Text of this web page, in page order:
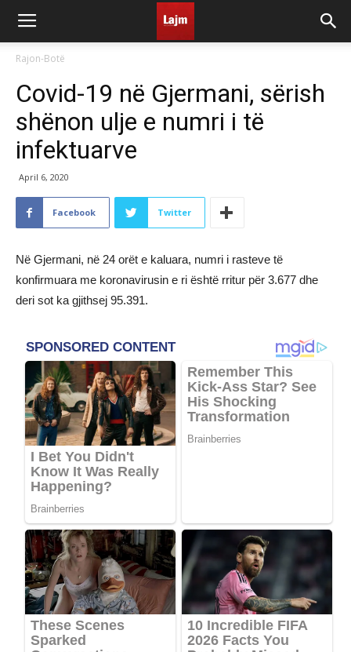
Rajon-Botë
Covid-19 në Gjermani, sërish
shënon ulje e numri i të
infektuarve
April 6, 2020
Facebook Twitter
Në Gjermani, në 24 orët e kaluara, numri i rasteve të
konfirmuara me koronavirusin e ri është rritur për 3.677 dhe
deri sot ka gjithsej 95.391.